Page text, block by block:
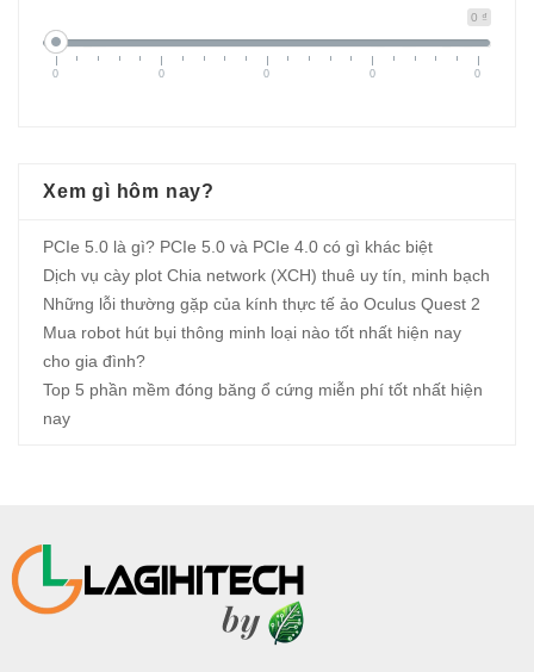
0 ₫
0 0 0 0 0
Xem gì hôm nay?
PCIe 5.0 là gì? PCIe 5.0 và PCIe 4.0 có gì khác biệt
Dịch vụ cày plot Chia network (XCH) thuê uy tín, minh bạch
Những lỗi thường gặp của kính thực tế ảo Oculus Quest 2
Mua robot hút bụi thông minh loại nào tốt nhất hiện nay
cho gia đình?
Top 5 phần mềm đóng băng ổ cứng miễn phí tốt nhất hiện
nay